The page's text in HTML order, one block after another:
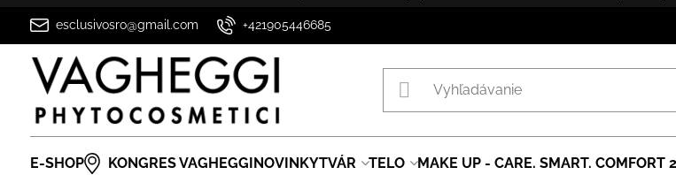
esclusivosro@gmail.com +421905446685
E-SHOP KONGRES VAGHEGGINOVINKYTVÁR TELO MAKE UP - CARE. SMART. COMFORT